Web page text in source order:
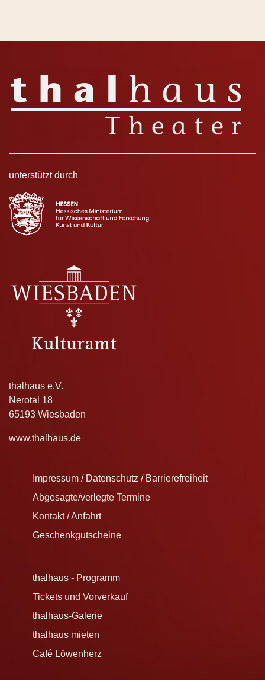
unterstützt durch
thalhaus e.V.
Nerotal 18
65193 Wiesbaden
www.thalhaus.de
Impressum / Datenschutz / Barrierefreiheit
Abgesagte/verlegte Termine
Kontakt / Anfahrt
Geschenkgutscheine
thalhaus - Programm
Tickets und Vorverkauf
thalhaus-Galerie
thalhaus mieten
Café Löwenherz